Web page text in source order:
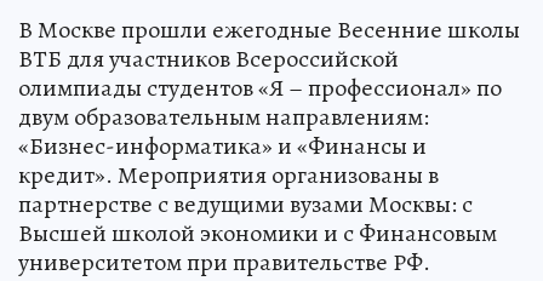
В Москве прошли ежегодные Весенние школы
ВТБ для участников Всероссийской
олимпиады студентов «Я – профессионал» по
двум образовательным направлениям:
«Бизнес-информатика» и «Финансы и
кредит». Мероприятия организованы в
партнерстве с ведущими вузами Москвы: с
Высшей школой экономики и с Финансовым
университетом при правительстве РФ.